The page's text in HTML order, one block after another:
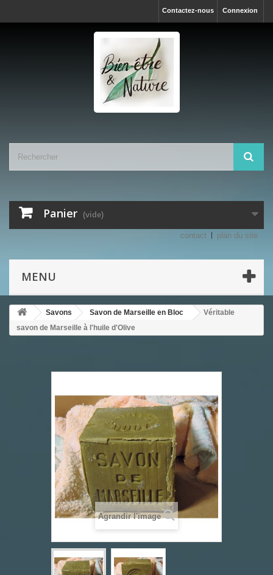
Connexion
Contactez-nous
Panier (vide)
contact plan du site
MENU
Savons Savon de Marseille en Bloc
Véritable
savon de Marseille à l'huile d'Olive
Agrandir l'image